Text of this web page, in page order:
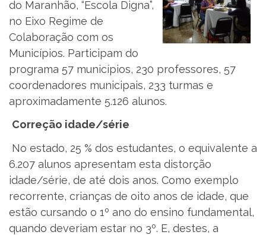
do Maranhão, “Escola Digna”,
no Eixo Regime de
Colaboração com os
Municípios. Participam do
programa 57 municípios, 230 professores, 57
coordenadores municipais, 233 turmas e
aproximadamente 5.126 alunos.
Correção idade/série
No estado, 25 % dos estudantes, o equivalente a
6.207 alunos apresentam esta distorção
idade/série, de até dois anos. Como exemplo
recorrente, crianças de oito anos de idade, que
estão cursando o 1º ano do ensino fundamental,
quando deveriam estar no 3º. E, destes, a